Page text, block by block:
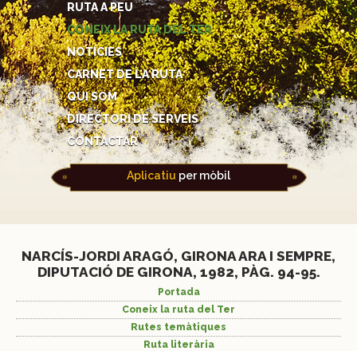
RUTA A PEU
CONEIX LA RUTA DEL TER
NOTÍCIES
CARNET DE LA RUTA
QUI SOM
DIRECTORI DE SERVEIS
CONTACTAR
Aplicatiu per mòbil
NARCÍS-JORDI ARAGÓ, GIRONA ARA I SEMPRE,
DIPUTACIÓ DE GIRONA, 1982, PÀG. 94-95.
Portada
Coneix la ruta del Ter
Rutes temàtiques
Ruta literària